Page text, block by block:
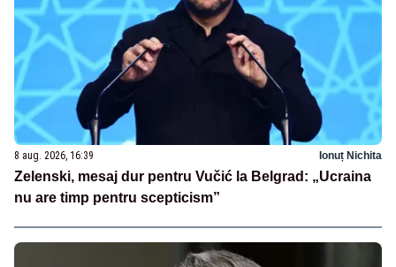
8 aug. 2026, 16:39 Ionuț Nichita
Zelenski, mesaj dur pentru Vučić la Belgrad: „Ucraina
nu are timp pentru scepticism”